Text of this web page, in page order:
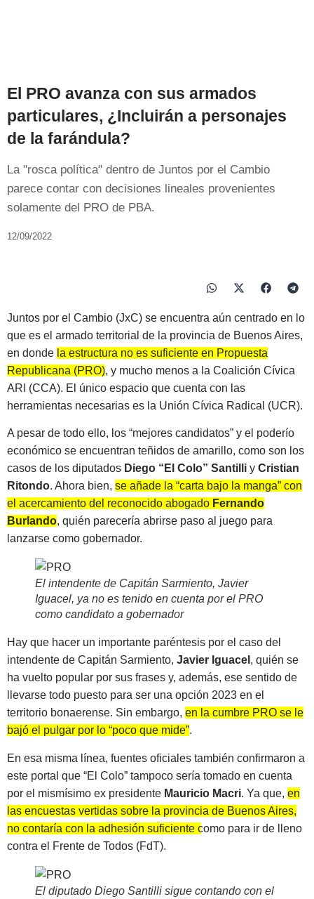
El PRO avanza con sus armados
particulares, ¿Incluirán a personajes
de la farándula?
La "rosca política" dentro de Juntos por el Cambio
parece contar con decisiones lineales provenientes
solamente del PRO de PBA.
12/09/2022
Juntos por el Cambio (JxC) se encuentra aún centrado en lo
que es el armado territorial de la provincia de Buenos Aires,
en donde la estructura no es suficiente en Propuesta
Republicana (PRO), y mucho menos a la Coalición Cívica
ARI (CCA). El único espacio que cuenta con las
herramientas necesarias es la Unión Cívica Radical (UCR).
A pesar de todo ello, los “mejores candidatos” y el poderío
económico se encuentran teñidos de amarillo, como son los
casos de los diputados Diego “El Colo” Santilli y Cristian
Ritondo. Ahora bien, se añade la “carta bajo la manga” con
el acercamiento del reconocido abogado Fernando
Burlando, quién parecería abrirse paso al juego para
lanzarse como gobernador.
El intendente de Capitán Sarmiento, Javier
Iguacel, ya no es tenido en cuenta por el PRO
como candidato a gobernador
Hay que hacer un importante paréntesis por el caso del
intendente de Capitán Sarmiento, Javier Iguacel , quién se
ha vuelto popular por sus frases y, además, ese sentido de
llevarse todo puesto para ser una opción 2023 en el
territorio bonaerense. Sin embargo, en la cumbre PRO se le
bajó el pulgar por lo “poco que mide”.
En esa misma línea, fuentes oficiales también confirmaron a
este portal que “El Colo” tampoco sería tomado en cuenta
por el mismísimo ex presidente Mauricio Macri. Ya que, en
las encuestas vertidas sobre la provincia de Buenos Aires,
no contaría con la adhesión suficiente como para ir de lleno
contra el Frente de Todos (FdT).
El diputado Diego Santilli sigue contando con el